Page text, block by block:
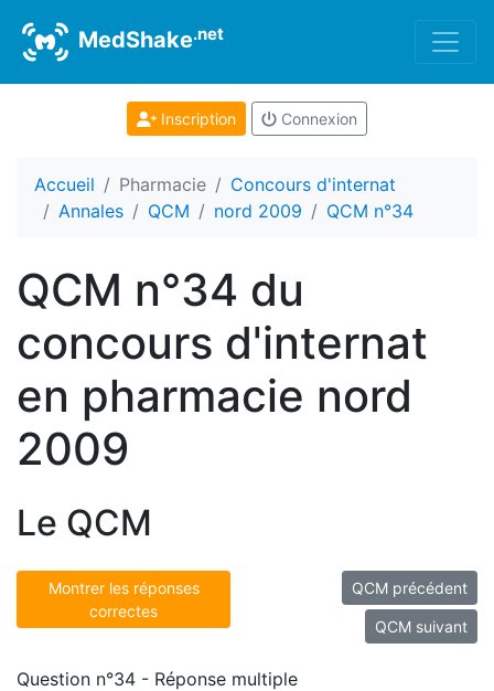
MedShake.net
Inscription Connexion
Accueil Pharmacie
Concours d'internat
Annales
QCM nord 2009 QCM n°34
QCM n°34 du
concours d'internat
en pharmacie nord
2009
Le QCM
Montrer les réponses
correctes
QCM précédent
QCM suivant
Question n°34 - Réponse multiple